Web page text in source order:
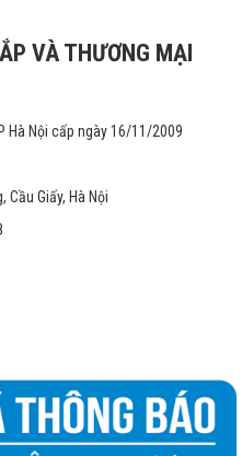
VÀ THƯƠNG MẠI
Hà Nội cấp ngày 16/11/2009
Giấy, Hà Nội